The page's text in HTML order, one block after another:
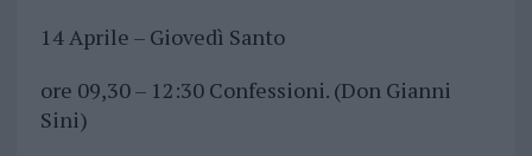
14 Aprile – Giovedì Santo
ore 09,30 – 12:30 Confessioni. (Don Gianni
Sini)